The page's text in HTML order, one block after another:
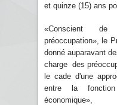
et quinze (15) ans
«Conscient
préoccupation», le
donné auparavant
charge des
le cade d'une
entre la
économique»,